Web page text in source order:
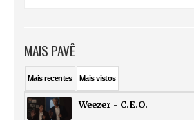
MAIS PAVÊ
Maisrecentes Maisvistos
Weezer - C.E.O.